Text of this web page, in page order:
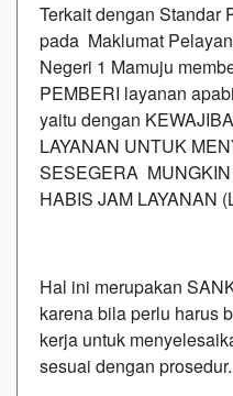
Terkait dengan Standar
pada Maklumat
Negeri 1 Mamuju
PEMBERI layanan
yaitu dengan
LAYANAN UNTUK
SESEGERA
HABIS JAM LAYANAN
Hal ini merupakan
karena bila perlu harus
kerja untuk
sesuai dengan prosedur.